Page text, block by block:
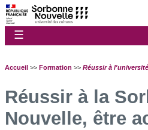
☰
Accueil >> Formation >> Réussir à
Réussir à la
Nouvelle, être